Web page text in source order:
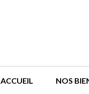
ACCUEIL NOS